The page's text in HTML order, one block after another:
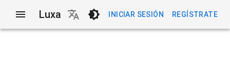
Luxa INICIAR SESIÓN REGÍSTRATE